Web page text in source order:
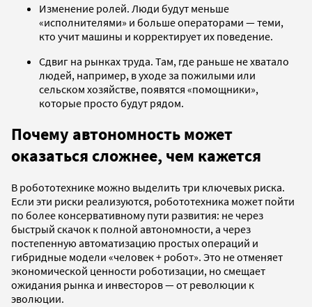
Изменение ролей. Люди будут меньше
«исполнителями» и больше операторами — теми,
кто учит машины и корректирует их поведение.
Сдвиг на рынках труда. Там, где раньше не хватало
людей, например, в уходе за пожилыми или
сельском хозяйстве, появятся «помощники»,
которые просто будут рядом.
Почему автономность может
оказаться сложнее, чем кажется
В робототехнике можно выделить три ключевых риска.
Если эти риски реализуются, робототехника может пойти
по более консервативному пути развития: не через
быстрый скачок к полной автономности, а через
постепенную автоматизацию простых операций и
гибридные модели «человек + робот». Это не отменяет
экономической ценности роботизации, но смещает
ожидания рынка и инвесторов — от революции к
эволюции.